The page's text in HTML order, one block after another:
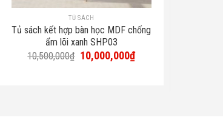
TỦ SÁCH
Tủ sách kết hợp bàn học MDF chống
ẩm lõi xanh SHP03
10,500,000₫ Giá
gốc
10,000,000₫Giá